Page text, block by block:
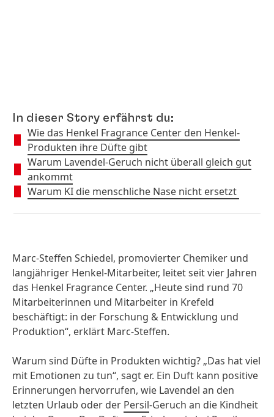
In dieser Story erfährst du:
Wie das Henkel Fragrance Center den Henkel-
Produkten ihre Düfte gibt
Warum Lavendel-Geruch nicht überall gleich gut
ankommt
Warum KI die menschliche Nase nicht ersetzt
Marc-Steffen Schiedel, promovierter Chemiker und
langjähriger Henkel-Mitarbeiter, leitet seit vier Jahren
das Henkel Fragrance Center. „Heute sind rund 70
Mitarbeiterinnen und Mitarbeiter in Krefeld
beschäftigt: in der Forschung & Entwicklung und
Produktion“, erklärt Marc-Steffen.
Warum sind Düfte in Produkten wichtig? „Das hat viel
mit Emotionen zu tun“, sagt er. Ein Duft kann positive
Erinnerungen hervorrufen, wie Lavendel an den
letzten Urlaub oder der Persil-Geruch an die Kindheit